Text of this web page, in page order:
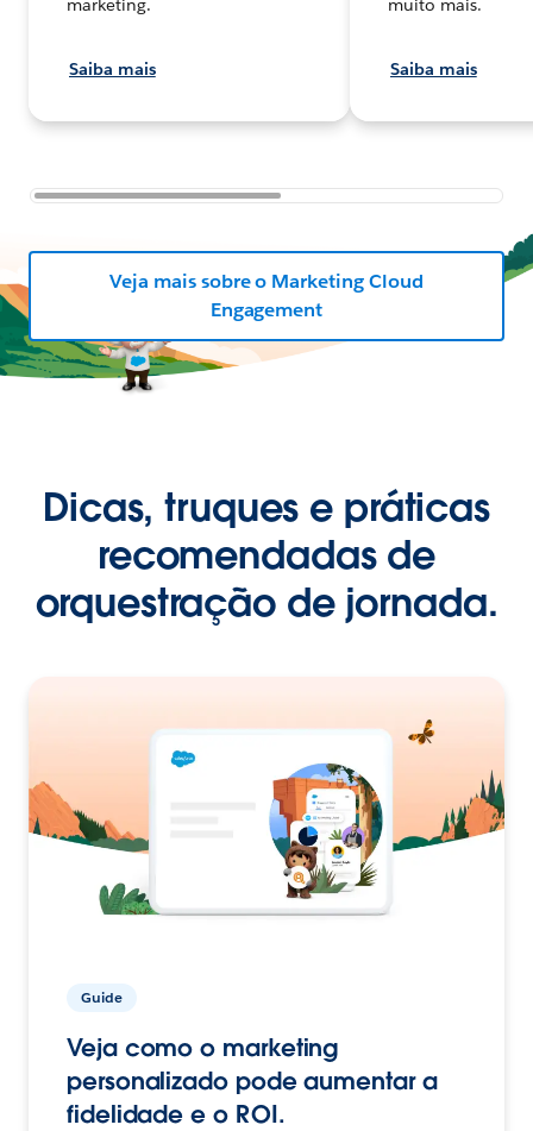
marketing.
Saiba mais
muito mais.
Saiba mais
Veja mais sobre o Marketing Cloud
Engagement
Dicas, truques e práticas
recomendadas de
orquestração de jornada.
Guide
Veja como o marketing
personalizado pode aumentar a
fidelidade e o ROI.